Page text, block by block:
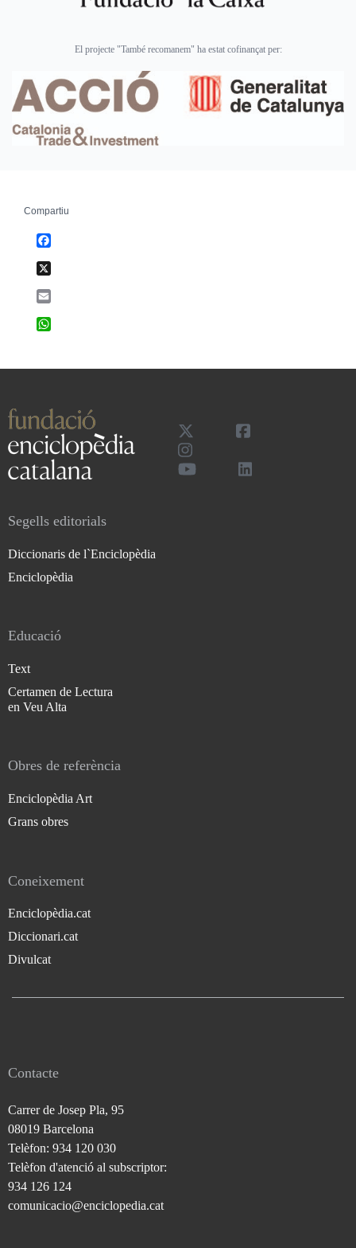
El projecte "També recomanem" ha estat cofinançat per:
Compartiu
Segells editorials
Diccionaris de l`Enciclopèdia
Enciclopèdia
Educació
Text
Certamen de Lectura
en Veu Alta
Obres de referència
Enciclopèdia Art
Grans obres
Coneixement
Enciclopèdia.cat
Diccionari.cat
Divulcat
Contacte
Carrer de Josep Pla, 95
08019 Barcelona
Telèfon: 934 120 030
Telèfon d'atenció al subscriptor:
934 126 124
comunicacio@enciclopedia.cat